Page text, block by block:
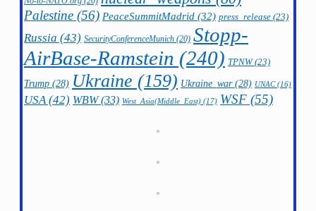
Palestine (56) PeaceSummitMadrid (32) press_release (23)
Russia (43) SecurityConferenceMunich (20) Stopp-
AirBase-Ramstein (240) TPNW(23)
Trump (28) Ukraine (159) Ukraine_war(28) UNAC(16)
USA(42) WBW(33) West_Asia(Middle_East) (17) WSF (55)